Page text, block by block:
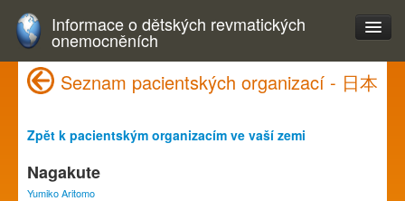
Informace o dětských revmatických
onemocněních
Seznam pacientských organizací - 日本
Zpět k pacientským organizacím ve vaší zemi
Nagakute
Yumiko Aritomo